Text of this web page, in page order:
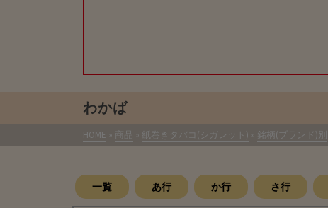
わかば
HOME » 商品 » 紙巻きタバコ(シガレット) » 銘柄(ブランド)別
一覧 あ行 か行 さ行